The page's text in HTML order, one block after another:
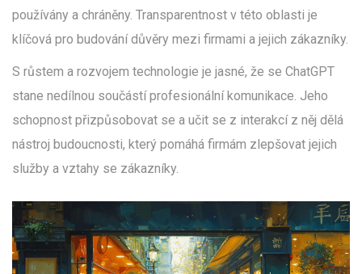
používány a chráněny. Transparentnost v této oblasti je
klíčová pro budování důvěry mezi firmami a jejich zákazníky.
S růstem a rozvojem technologie je jasné, že se ChatGPT
stane nedílnou součástí profesionální komunikace. Jeho
schopnost přizpůsobovat se a učit se z interakcí z něj dělá
nástroj budoucnosti, který pomáhá firmám zlepšovat jejich
služby a vztahy se zákazníky.